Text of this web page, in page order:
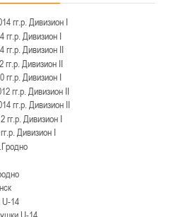
Пинск
, юноши
1, 12-14 марта 2026 г., г. Пинск, ул.
Минск
, юноши
1, 05-07 марта 2026 г., г. Минск, ул.